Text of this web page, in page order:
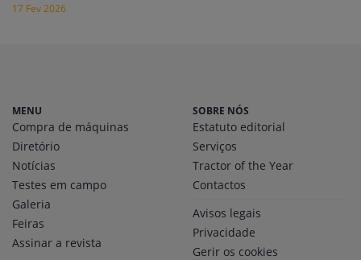
17 Fev 2026
MENU
Compra de máquinas
Diretório
Notícias
Testes em campo
Galeria
Feiras
Assinar a revista
SOBRE NÓS
Estatuto editorial
Serviços
Tractor of the Year
Contactos
Avisos legais
Privacidade
Gerir os cookies